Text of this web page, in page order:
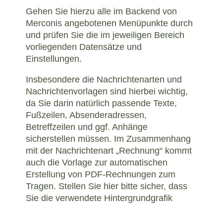
Gehen Sie hierzu alle im Backend von
Merconis angebotenen Menüpunkte durch
und prüfen Sie die im jeweiligen Bereich
vorliegenden Datensätze und
Einstellungen.
Insbesondere die Nachrichtenarten und
Nachrichtenvorlagen sind hierbei wichtig,
da Sie darin natürlich passende Texte,
Fußzeilen, Absenderadressen,
Betreffzeilen und ggf. Anhänge
sicherstellen müssen. Im Zusammenhang
mit der Nachrichtenart „Rechnung“ kommt
auch die Vorlage zur automatischen
Erstellung von PDF-Rechnungen zum
Tragen. Stellen Sie hier bitte sicher, dass
Sie die verwendete Hintergrundgrafik